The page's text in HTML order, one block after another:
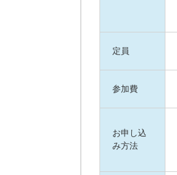
定員
参加費
お申し込
み方法